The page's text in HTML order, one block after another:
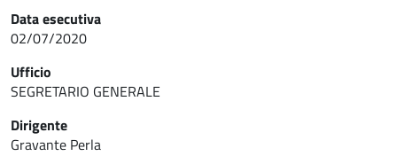
Data esecutiva
02/07/2020
Ufficio
SEGRETARIO GENERALE
Dirigente
Gravante Perla